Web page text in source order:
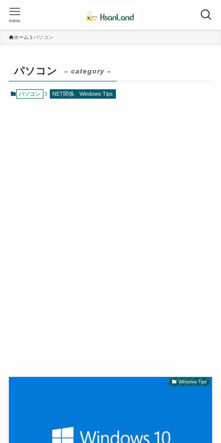
menu
ホーム パソコン
パソコン – category –
パソコン NET関係 Windows Tips
Windows Tips